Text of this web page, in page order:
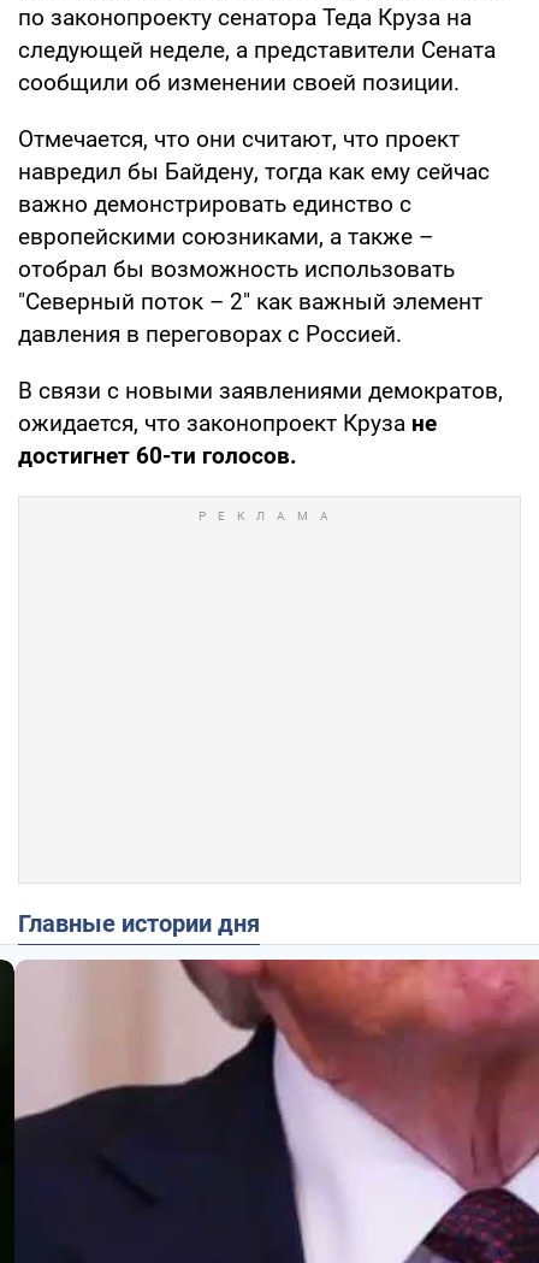
по законопроекту сенатора Теда Круза на
следующей неделе, а представители Сената
сообщили об изменении своей позиции.
Отмечается, что они считают, что проект
навредил бы Байдену, тогда как ему сейчас
важно демонстрировать единство с
европейскими союзниками, а также –
отобрал бы возможность использовать
"Северный поток – 2" как важный элемент
давления в переговорах с Россией.
В связи с новыми заявлениями демократов,
ожидается, что законопроект Круза не
достигнет 60-ти голосов.
Главные истории дня